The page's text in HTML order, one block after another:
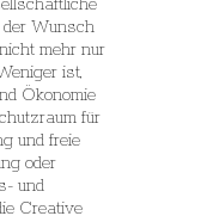
der Wunsch
mehr nur
ist,
Ökonomie
für
und freie
oder
und
Creative